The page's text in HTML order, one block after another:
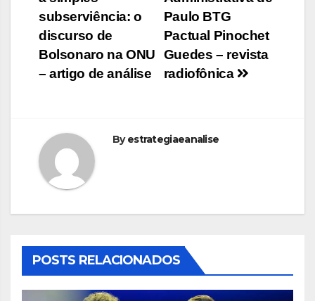
de
Post
Paulo BTG
Pactual Pinochet
Guedes – revista
radiofônica
subserviência: o
discurso de
Bolsonaro na ONU
– artigo de análise
Byestrategiaeanalise
POSTS RELACIONADOS